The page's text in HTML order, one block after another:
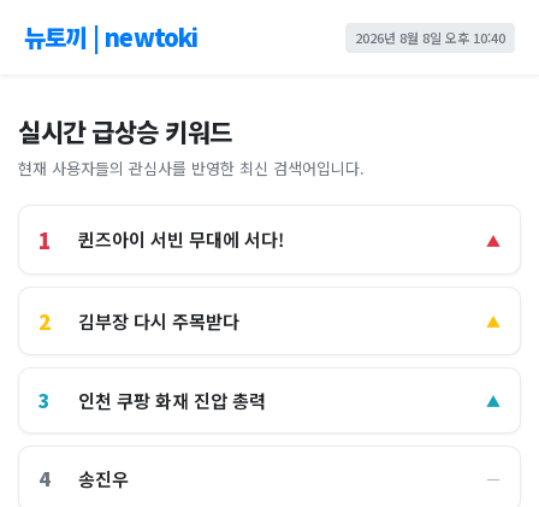
뉴토끼 | newtoki 2026년 8월 8일 오후 10:40
실시간 급상승 키워드
현재 사용자들의 관심사를 반영한 최신 검색어입니다.
1 퀸즈아이 서빈 무대에 서다! ▲
2 김부장 다시 주목받다 ▲
3 인천 쿠팡 화재 진압 총력 ▲
4 송진우 ―